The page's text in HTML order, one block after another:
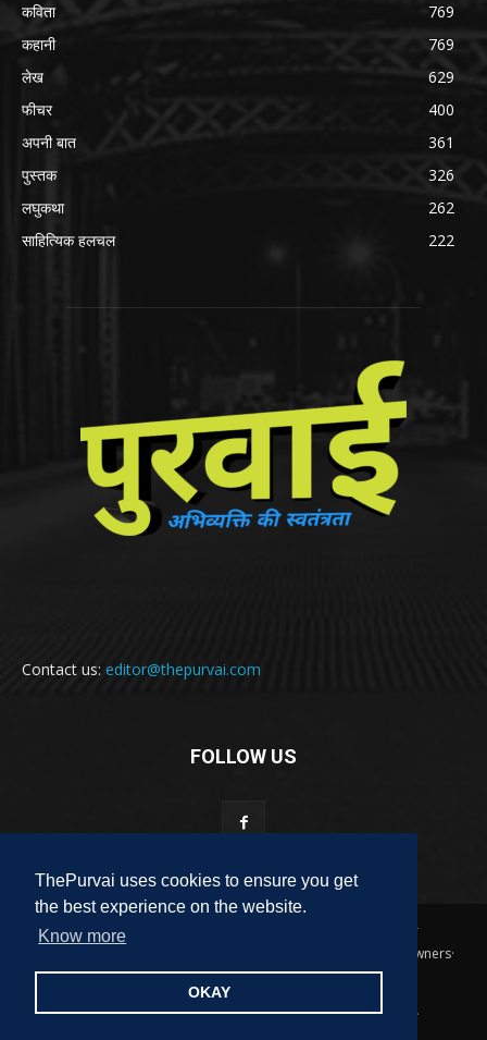
ThePurvai uses cookies to ensure you get
the best experience on the website.
Know more
OKAY
कविता
769
कहानी
769
लेख
629
फीचर
400
अपनी बात
361
पुस्तक
326
लघुकथा
262
साहित्यिक हलचल
222
Contact us: editor@thepurvai.com
FOLLOW US
Copyright 2018-2023 THE PURVAI | All Rights Reserved · And Our
Sitemap · All Logos & Trademark Belongs To Their Respective Owners·
Designed & Developed byALL DIGI SEO
पुरवाई अपनी बात कविता कहानी साहित्यिक हलचल लेख
लघुकथा